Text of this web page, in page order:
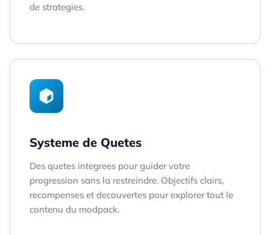
de strategies.
Systeme de Quetes
Des quetes integrees pour guider votre
progression sans la restreindre. Objectifs clairs,
recompenses et decouvertes pour explorer tout le
contenu du modpack.